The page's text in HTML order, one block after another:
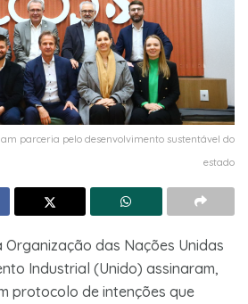
parceria pelo desenvolvimento sustentável do
estado
Organização das Nações Unidas
Industrial (Unido) assinaram,
protocolo de intenções que